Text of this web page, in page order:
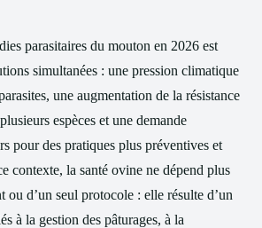
parasitaires du mouton en 2026 est
simultanées : une pression climatique
une augmentation de la résistance
espèces et une demande
pour des pratiques plus préventives et
contexte, la santé ovine ne dépend plus
ou d’un seul protocole : elle résulte d’un
à la gestion des pâturages, à la